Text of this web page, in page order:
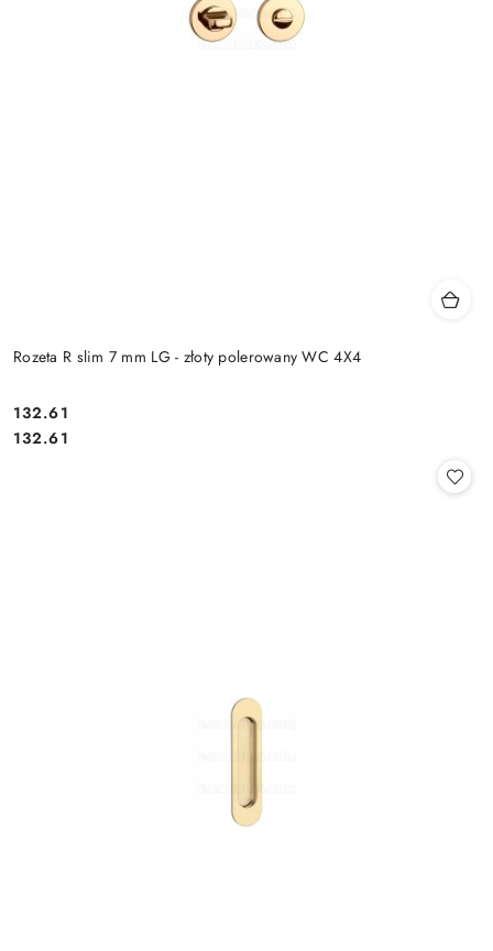
Rozeta R slim 7 mm LG - złoty polerowany WC 4X4
Cena:
132.61
Cena:
132.61